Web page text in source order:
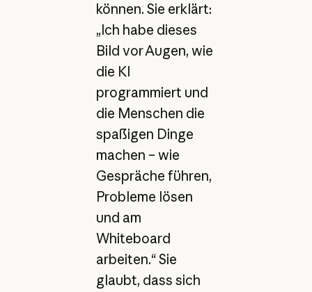
können. Sie erklärt:
„Ich habe dieses
Bild vor Augen, wie
die KI
programmiert und
die Menschen die
spaßigen Dinge
machen – wie
Gespräche führen,
Probleme lösen
und am
Whiteboard
arbeiten.“ Sie
glaubt, dass sich